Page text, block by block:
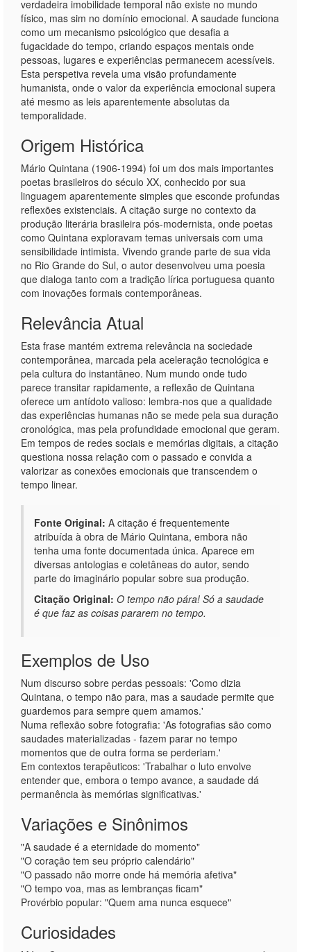
verdadeira imobilidade temporal não existe no mundo
físico, mas sim no domínio emocional. A saudade funciona
como um mecanismo psicológico que desafia a
fugacidade do tempo, criando espaços mentais onde
pessoas, lugares e experiências permanecem acessíveis.
Esta perspetiva revela uma visão profundamente
humanista, onde o valor da experiência emocional supera
até mesmo as leis aparentemente absolutas da
temporalidade.
Origem Histórica
Mário Quintana (1906-1994) foi um dos mais importantes
poetas brasileiros do século XX, conhecido por sua
linguagem aparentemente simples que esconde profundas
reflexões existenciais. A citação surge no contexto da
produção literária brasileira pós-modernista, onde poetas
como Quintana exploravam temas universais com uma
sensibilidade intimista. Vivendo grande parte de sua vida
no Rio Grande do Sul, o autor desenvolveu uma poesia
que dialoga tanto com a tradição lírica portuguesa quanto
com inovações formais contemporâneas.
Relevância Atual
Esta frase mantém extrema relevância na sociedade
contemporânea, marcada pela aceleração tecnológica e
pela cultura do instantâneo. Num mundo onde tudo
parece transitar rapidamente, a reflexão de Quintana
oferece um antídoto valioso: lembra-nos que a qualidade
das experiências humanas não se mede pela sua duração
cronológica, mas pela profundidade emocional que geram.
Em tempos de redes sociais e memórias digitais, a citação
questiona nossa relação com o passado e convida a
valorizar as conexões emocionais que transcendem o
tempo linear.
Fonte Original: A citação é frequentemente
atribuída à obra de Mário Quintana, embora não
tenha uma fonte documentada única. Aparece em
diversas antologias e coletâneas do autor, sendo
parte do imaginário popular sobre sua produção.
Citação Original: O tempo não pára! Só a saudade
é que faz as coisas pararem no tempo.
Exemplos de Uso
Num discurso sobre perdas pessoais: 'Como dizia
Quintana, o tempo não para, mas a saudade permite que
guardemos para sempre quem amamos.'
Numa reflexão sobre fotografia: 'As fotografias são como
saudades materializadas - fazem parar no tempo
momentos que de outra forma se perderiam.'
Em contextos terapêuticos: 'Trabalhar o luto envolve
entender que, embora o tempo avance, a saudade dá
permanência às memórias significativas.'
Variações e Sinônimos
"A saudade é a eternidade do momento"
"O coração tem seu próprio calendário"
"O passado não morre onde há memória afetiva"
"O tempo voa, mas as lembranças ficam"
Provérbio popular: "Quem ama nunca esquece"
Curiosidades